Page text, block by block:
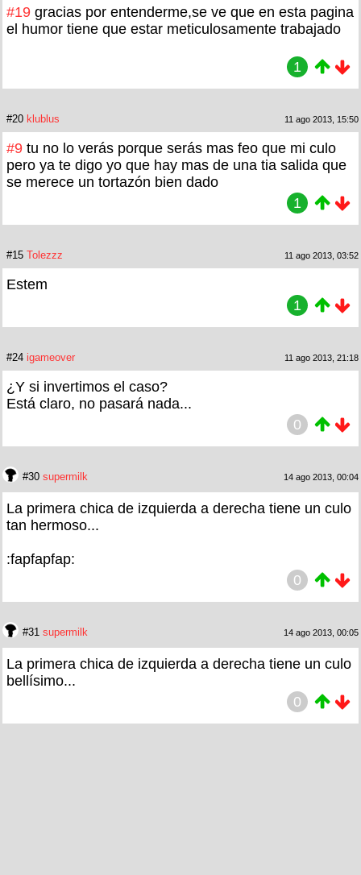
#19 gracias por entenderme,se ve que en esta pagina
el humor tiene que estar meticulosamente trabajado
1
#20 klublus 11 ago 2013, 15:50
#9 tu no lo verás porque serás mas feo que mi culo
pero ya te digo yo que hay mas de una tia salida que
se merece un tortazón bien dado
1
#15 Tolezzz 11 ago 2013, 03:52
Estem
1
#24 igameover 11 ago 2013, 21:18
¿Y si invertimos el caso?
Está claro, no pasará nada...
0
#30 supermilk 14 ago 2013, 00:04
La primera chica de izquierda a derecha tiene un culo
tan hermoso...
:fapfapfap:
0
#31 supermilk 14 ago 2013, 00:05
La primera chica de izquierda a derecha tiene un culo
bellísimo...
0